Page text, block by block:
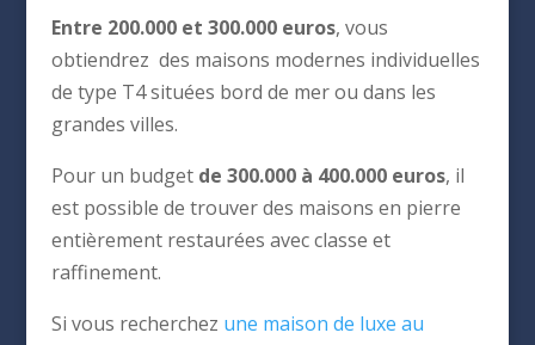
Entre 200.000 et 300.000 euros, vous
obtiendrez des maisons modernes individuelles
de type T4 situées bord de mer ou dans les
grandes villes.
Pour un budget de 300.000 à 400.000 euros, il
est possible de trouver des maisons en pierre
entièrement restaurées avec classe et
raffinement.
Si vous recherchez une maison de luxe au